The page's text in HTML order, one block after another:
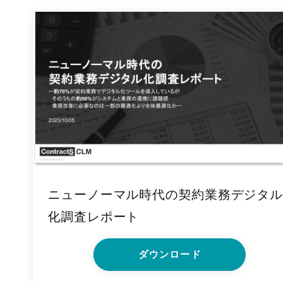
ニューノーマル時代の契約業務デジタル
化調査レポート
ダウンロード